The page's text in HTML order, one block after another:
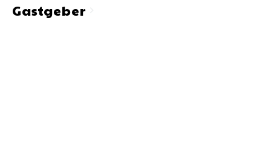
Gastgeberchevron_right